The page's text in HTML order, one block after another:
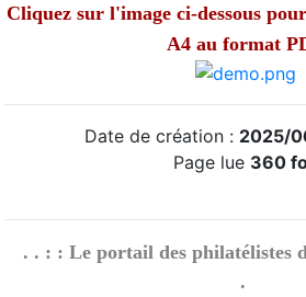
Cliquez sur l'image ci-dessous
A4 au format
Date de création : 2025/
Page lue 360
. . : : Le portail des philatélistes
.